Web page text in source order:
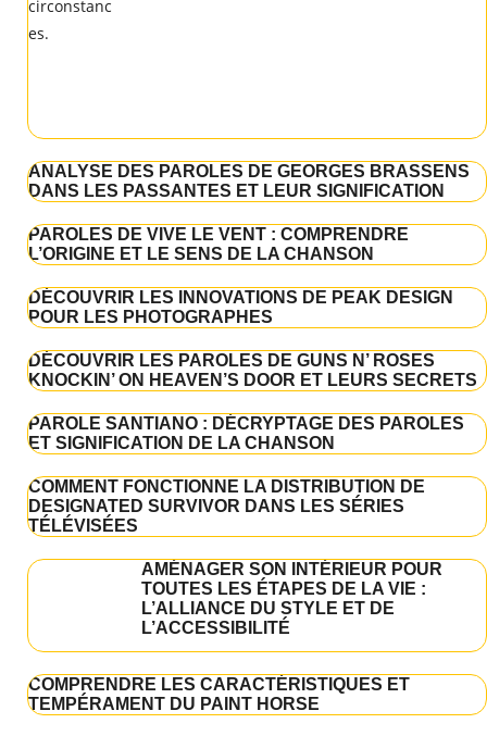
ANALYSE DES PAROLES DE GEORGES BRASSENS
DANS LES PASSANTES ET LEUR SIGNIFICATION
PAROLES DE VIVE LE VENT : COMPRENDRE
L’ORIGINE ET LE SENS DE LA CHANSON
DÉCOUVRIR LES INNOVATIONS DE PEAK DESIGN
POUR LES PHOTOGRAPHES
DÉCOUVRIR LES PAROLES DE GUNS N’ ROSES
KNOCKIN’ ON HEAVEN’S DOOR ET LEURS SECRETS
PAROLE SANTIANO : DÉCRYPTAGE DES PAROLES
ET SIGNIFICATION DE LA CHANSON
COMMENT FONCTIONNE LA DISTRIBUTION DE
DESIGNATED SURVIVOR DANS LES SÉRIES
TÉLÉVISÉES
AMÉNAGER SON INTÉRIEUR POUR
TOUTES LES ÉTAPES DE LA VIE :
L’ALLIANCE DU STYLE ET DE
L’ACCESSIBILITÉ
COMPRENDRE LES CARACTÉRISTIQUES ET
TEMPÉRAMENT DU PAINT HORSE